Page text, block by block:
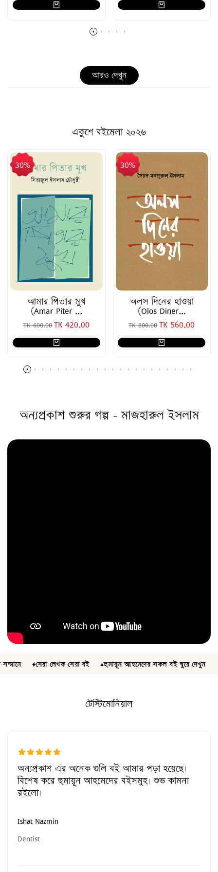
আরও দেখুন
একুশে বইমেলা ২০২৬
30%
আমার পিতার মুখ
(Amar Piter ...
SALE PRICE
TK 600.00 TK 420.00
30%
অলস দিনের হাওয়া
(Olos Diner...
SALE PRICE
TK 800.00 TK 560.00
অন্যপ্রকাশ শুরুর গল্প - মাজহারুল ইসলাম
সেরা বই হুমায়ূন আহমেদের সকল বই ঘুরে দেখুন
সেরা বই হুমায়ূন আহমেদের সকল বই ঘুরে দেখুন
সেরা বই হুমায়ূন আহমেদের সকল বই ঘুরে দেখুন
টেস্টিমোনিয়াল
অন্যপ্রকাশ এর অনেক গুলি বই আমার পড়া হয়েছে।
বিশেষ করে হুমায়ূন আহমেদের বইসমুহ। শুভ কামনা
রইলো।
Ishat Nazmin
Dentist